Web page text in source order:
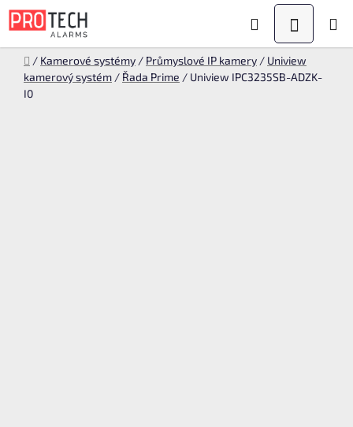
Přejít
na
Hledat
KOŠÍK
Domů
/ Kamerové systémy / Průmyslové IP kamery / Uniview
kamerový systém / Řada Prime / Uniview IPC3235SB-ADZK-
I0